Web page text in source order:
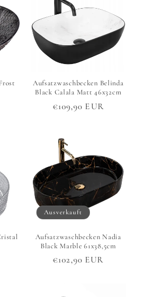
Aufsatzwaschbecken Belinda
Black Calala Matt 46x32cm
Normaler
€109,90 EUR
Ausverkauft
Aufsatzwaschbecken Nadia
Black Marble 61x38,5cm
Normaler
€102,90 EUR